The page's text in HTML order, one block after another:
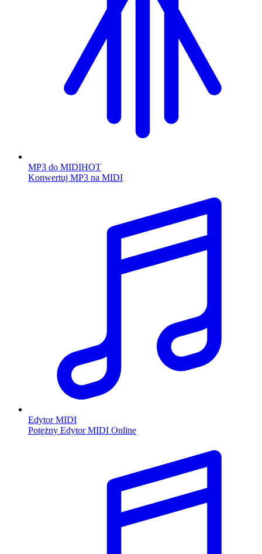
MP3 do MIDIHOT
Konwertuj MP3 na MIDI
Edytor MIDI
Potężny Edytor MIDI Online